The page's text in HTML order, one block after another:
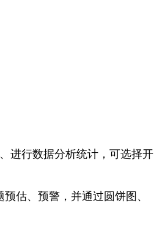
进行数据分析统计，可选择开
估、预警，并通过圆饼图、